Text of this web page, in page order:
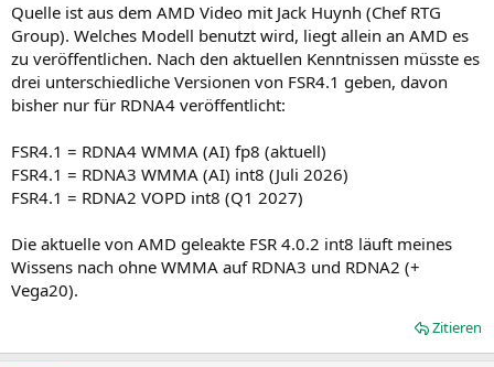
Quelle ist aus dem AMD Video mit Jack Huynh (Chef RTG
Group). Welches Modell benutzt wird, liegt allein an AMD es
zu veröffentlichen. Nach den aktuellen Kenntnissen müsste es
drei unterschiedliche Versionen von FSR4.1 geben, davon
bisher nur für RDNA4 veröffentlicht:
FSR4.1 = RDNA4 WMMA (AI) fp8 (aktuell)
FSR4.1 = RDNA3 WMMA (AI) int8 (Juli 2026)
FSR4.1 = RDNA2 VOPD int8 (Q1 2027)
Die aktuelle von AMD geleakte FSR 4.0.2 int8 läuft meines
Wissens nach ohne WMMA auf RDNA3 und RDNA2 (+
Vega20).
Zitieren